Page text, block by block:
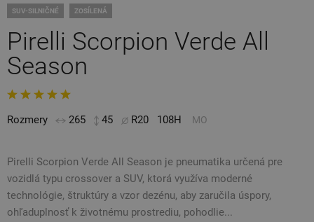
SUV-SILNIČNÉ ZOSÍLENÁ
Pirelli Scorpion Verde All
Season
Rozmery 265 45 R20 108H MO
Pirelli Scorpion Verde All Season je pneumatika určená pre
vozidlá typu crossover a SUV, ktorá využíva moderné
technológie, štruktúry a vzor dezénu, aby zaručila úspory,
ohľaduplnosť k životnému prostrediu, pohodlie...